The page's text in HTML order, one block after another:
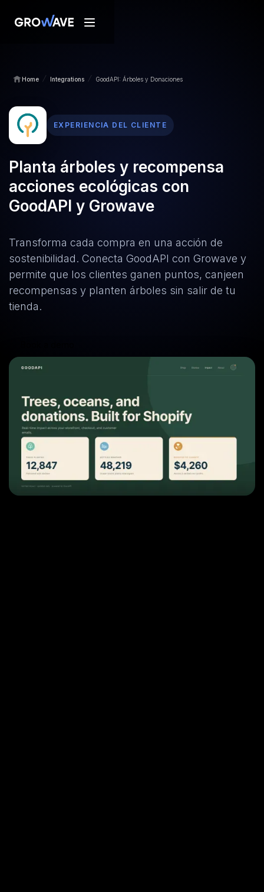
Home / Integrations / GoodAPI: Árboles y Donaciones
EXPERIENCIA DEL CLIENTE
Planta árboles y recompensa
acciones ecológicas con
GoodAPI y Growave
Transforma cada compra en una acción de
sostenibilidad. Conecta GoodAPI con Growave y
permite que los clientes ganen puntos, canjeen
recompensas y planten árboles sin salir de tu
tienda.